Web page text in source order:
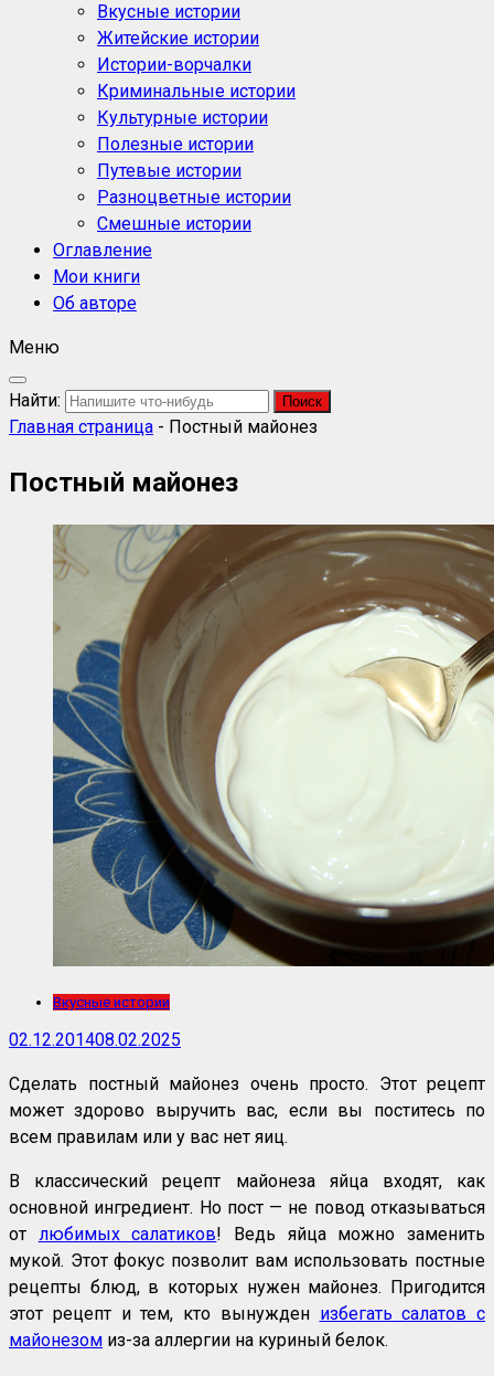
Вкусные истории
Житейские истории
Истории-ворчалки
Криминальные истории
Культурные истории
Полезные истории
Путевые истории
Разноцветные истории
Смешные истории
Оглавление
Мои книги
Об авторе
Меню
Найти:
Главная страница - Постный майонез
Постный майонез
Вкусные истории
02.12.201408.02.2025
Сделать постный майонез очень просто. Этот рецепт
может здорово выручить вас, если вы поститесь по
всем правилам или у вас нет яиц.
В классический рецепт майонеза яйца входят, как
основной ингредиент. Но пост — не повод отказываться
от любимых салатиков! Ведь яйца можно заменить
мукой. Этот фокус позволит вам использовать постные
рецепты блюд, в которых нужен майонез. Пригодится
этот рецепт и тем, кто вынужден избегать салатов с
майонезом из-за аллергии на куриный белок.